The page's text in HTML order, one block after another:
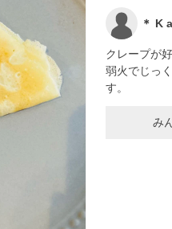
＊ K
クレープが
弱火でじっ
す。
み